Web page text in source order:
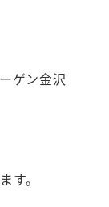
ゲン金沢
す。